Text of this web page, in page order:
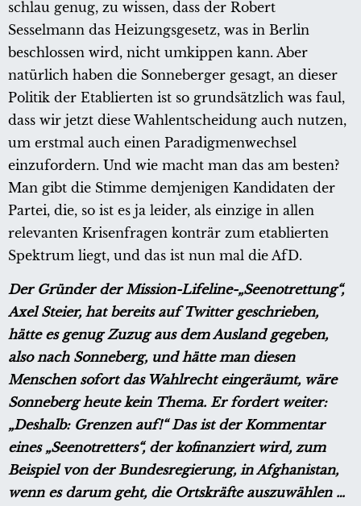
schlau genug, zu wissen, dass der Robert
Sesselmann das Heizungsgesetz, was in Berlin
beschlossen wird, nicht umkippen kann. Aber
natürlich haben die Sonneberger gesagt, an dieser
Politik der Etablierten ist so grundsätzlich was faul,
dass wir jetzt diese Wahlentscheidung auch nutzen,
um erstmal auch einen Paradigmenwechsel
einzufordern. Und wie macht man das am besten?
Man gibt die Stimme demjenigen Kandidaten der
Partei, die, so ist es ja leider, als einzige in allen
relevanten Krisenfragen konträr zum etablierten
Spektrum liegt, und das ist nun mal die AfD.
Der Gründer der Mission-Lifeline-„Seenotrettung“,
Axel Steier, hat bereits auf Twitter geschrieben,
hätte es genug Zuzug aus dem Ausland gegeben,
also nach Sonneberg, und hätte man diesen
Menschen sofort das Wahlrecht eingeräumt, wäre
Sonneberg heute kein Thema. Er fordert weiter:
„Deshalb: Grenzen auf!“ Das ist der Kommentar
eines „Seenotretters“, der kofinanziert wird, zum
Beispiel von der Bundesregierung, in Afghanistan,
wenn es darum geht, die Ortskräfte auszuwählen …